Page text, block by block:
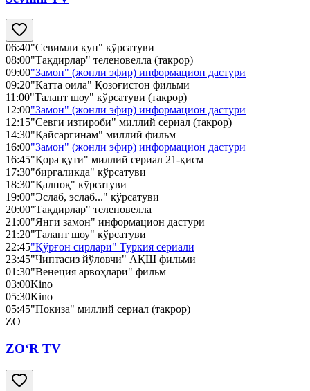
06:40"Севимли кун" кўрсатуви
08:00"Тақдирлар" теленовелла (такрор)
09:00"Замон" (жонли эфир) информацион дастури
09:20"Катта оила" Қозоғистон фильми
11:00"Талант шоу" кўрсатуви (такрор)
12:00"Замон" (жонли эфир) информацион дастури
12:15"Севги изтироби" миллий сериал (такрор)
14:30"Қайсаргинам" миллий фильм
16:00"Замон" (жонли эфир) информацион дастури
16:45"Қора қути" миллий сериал 21-қисм
17:30"биргаликда" кўрсатуви
18:30"Қалпоқ" кўрсатуви
19:00"Эслаб, эслаб..." кўрсатуви
20:00"Тақдирлар" теленовелла
21:00"Янги замон" информацион дастури
21:20"Талант шоу" кўрсатуви
22:45"Қўрғон сирлари" Туркия сериали
23:45"Чиптасиз йўловчи" АҚШ фильми
01:30"Венеция арвоҳлари" фильм
03:00Kino
05:30Kino
05:45"Покиза" миллий сериал (такрор)
ZO
ZO‘R TV